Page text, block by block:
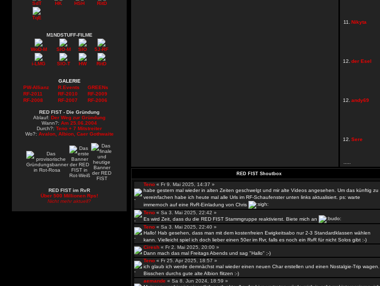
SdT HK HSH RitD
TqE
M1NDSTUFF-FILME
WoD-M SIO-M SIO 5J-RF
i-LMG SIO-T HW RitD
GALERIE
PW-Allianz
R.Events
GREENs
RF-2011
RF-2010
RF-2009
RF-2008
RF-2007 RF-2006
RED FIST - Die Gründung
Ablauf: Der Weg zur Gründung
Wann?: Am 25.06.2004
Durch?: Teno + 7 Mitstreiter
Wo?: Avalon, Albion, Caer Gothwaite
RED FIST im RvR
Über 500 Millionen Rps!
Nicht mehr aktuell?
11. Nikyta
12. der Esel
12. andy69
12. Sere
RED FIST Shoutbox
Teno « Fr 9. Mai 2025, 14:37 »
habe gestern mal wieder in alten Zeiten geschwelgt und mir alte Videos angesehen. Um das künftig zu
vereinfachen habe ich heute mal alle Urls im RF-Schaufenster unten links aktualisiert. ps: warte
immernoch auf eine RvR-Einladung von Chris
Teno « Sa 3. Mai 2025, 22:42 »
Es wird Zeit, dass du die RED FIST Stammgruppe reaktivierst. Biete mich an
Teno « Sa 3. Mai 2025, 22:40 »
Hallo! Hab gesehen, dass man mit dem kostenfreien Ewigkeitsabo nur 2-3 Standardklassen wählen
kann. Vielleicht spiel ich doch lieber einen 50er im Rvr, falls es noch ein RvR für nicht Solos gibt :-)
Ciresh « Fr 2. Mai 2025, 20:00 »
Dann mach das mal Freitags Abends und sag "Hallo" ;-)
Teno « Fr 25. Apr 2025, 18:57 »
ich glaub ich werde demnächst mal wieder einen neuen Char erstellen und einen Nostalgie-Trip wagen.
Bisschen durchs gute alte Albion flitzen :-)
aemande « Sa 8. Jun 2024, 18:59 »